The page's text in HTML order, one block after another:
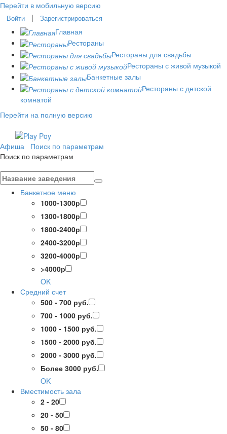
Перейти в мобильную версию
Войти | Зарегистрироваться
Главная
Рестораны
Рестораны для свадьбы
Рестораны с живой музыкой
Банкетные залы
Рестораны с детской
комнатой
Перейти на полную версию
Афиша
Поиск по параметрам
Поиск по параметрам
Банкетное меню
1000-1300р
1300-1800р
1800-2400р
2400-3200р
3200-4000р
>4000р
OK
Средний счет
500 - 700 руб.
700 - 1000 руб.
1000 - 1500 руб.
1500 - 2000 руб.
2000 - 3000 руб.
Более 3000 руб.
OK
Вместимость зала
2 - 20
20 - 50
50 - 80